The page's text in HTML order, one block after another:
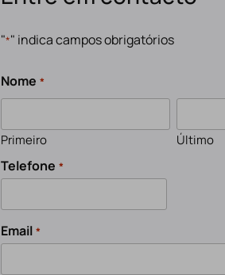
"*" indica campos obrigatórios
Nome *
Primeiro Último
Telefone *
Email *